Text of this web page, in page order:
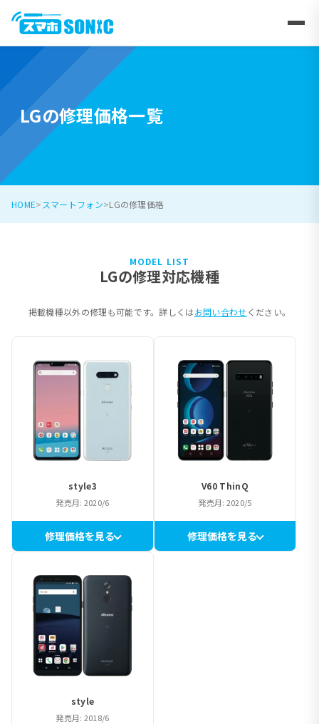
LGの修理価格一覧
HOME スマートフォン LGの修理価格
MODEL LIST
LGの修理対応機種
掲載機種以外の修理も可能です。詳しくはお問い合わせください。
style3
発売月: 2020/6
修理価格を見る
V60 ThinQ
発売月: 2020/5
修理価格を見る
style
発売月: 2018/6